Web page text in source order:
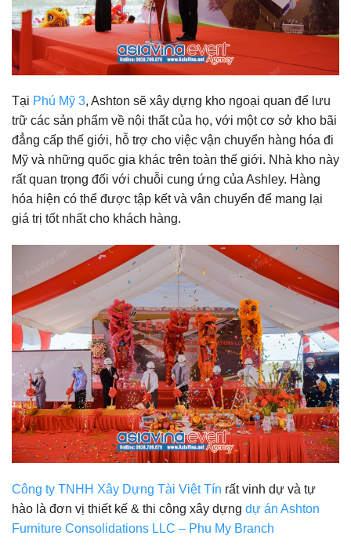
Tại Phú Mỹ 3, Ashton sẽ xây dựng kho ngoại quan để lưu
trữ các sản phẩm về nội thất của họ, với một cơ sở kho bãi
đẳng cấp thế giới, hỗ trợ cho việc vận chuyển hàng hóa đi
Mỹ và những quốc gia khác trên toàn thế giới. Nhà kho này
rất quan trọng đối với chuỗi cung ứng của Ashley. Hàng
hóa hiện có thể được tập kết và vân chuyển để mang lại
giá trị tốt nhất cho khách hàng.
Công ty TNHH Xây Dựng Tài Việt Tín rất vinh dự và tự
hào là đơn vị thiết kế & thi công xây dựng dự án Ashton
Furniture Consolidations LLC – Phu My Branch